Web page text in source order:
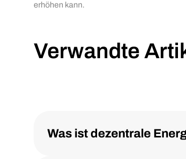
erhöhen kann.
Verwandte
Was ist dezentrale